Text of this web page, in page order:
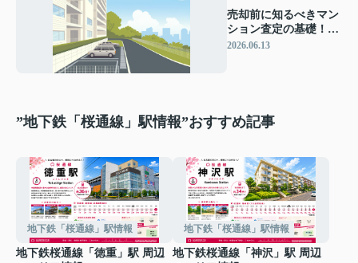
売却前に知るべきマン
ション査定の基礎！不
動産査定の査定額と成
2026.06.13
”地下鉄「桜通線」駅情報”おすすめ記事
地下鉄「桜通線」駅情報
地下鉄桜通線「徳重」駅 周辺
地下鉄「桜通線」駅情報
地下鉄桜通線「神沢」駅 周辺